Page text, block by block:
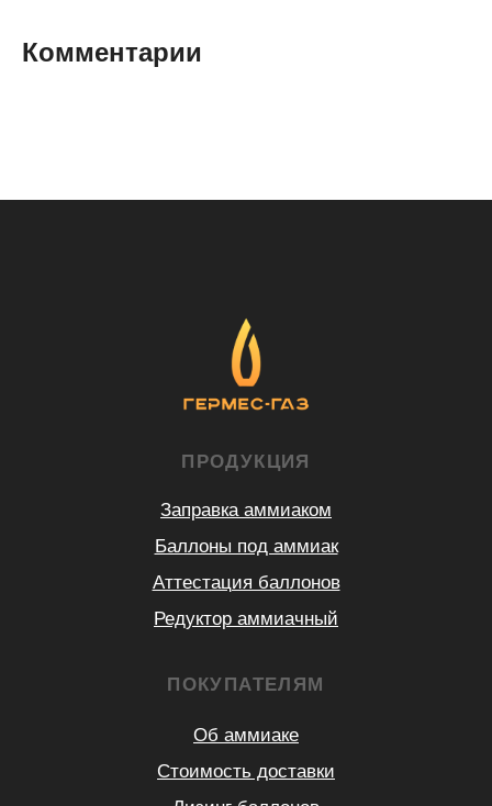
Комментарии